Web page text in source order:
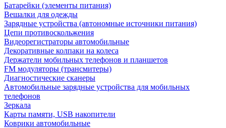
Батарейки (элементы питания)
Вешалки для одежды
Зарядные устройства (автономные источники питания)
Цепи противоскольжения
Видеорегистраторы автомобильные
Декоративные колпаки на колеса
Держатели мобильных телефонов и планшетов
FM модуляторы (трансмитеры)
Диагностические сканеры
Автомобильные зарядные устройства для мобильных
телефонов
Зеркала
Карты памяти, USB накопители
Коврики автомобильные